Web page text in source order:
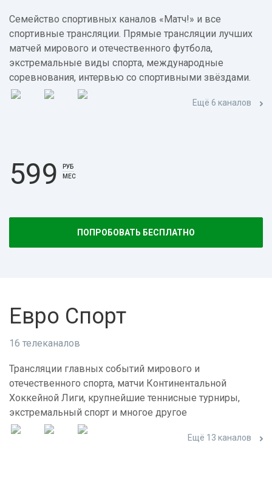
Семейство спортивных каналов «Матч!» и все
спортивные трансляции. Прямые трансляции лучших
матчей мирового и отечественного футбола,
экстремальные виды спорта, международные
соревнования, интервью со спортивными звёздами.
Ещё 6 каналов
599
РУБ
МЕС
ПОПРОБОВАТЬ БЕСПЛАТНО
Евро Спорт
16 телеканалов
Трансляции главных событий мирового и
отечественного спорта, матчи Континентальной
Хоккейной Лиги, крупнейшие теннисные турниры,
экстремальный спорт и многое другое
Ещё 13 каналов